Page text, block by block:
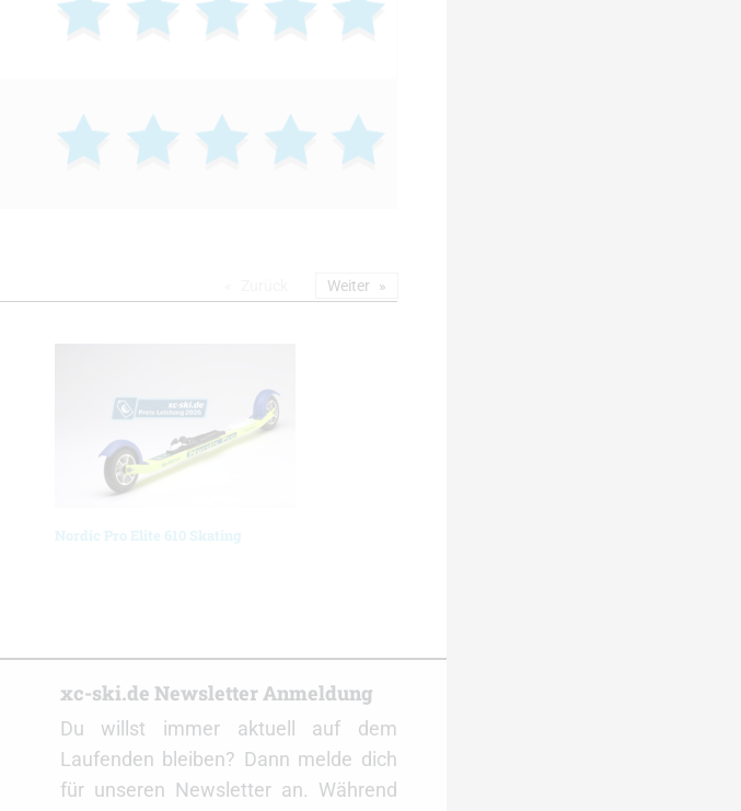
Nordic Pro Elite 610 Skating
Weiter
xc-ski.de Newsletter Anmeldung
Du willst immer aktuell auf dem
Laufenden bleiben? Dann melde dich
für unseren Newsletter an. Während